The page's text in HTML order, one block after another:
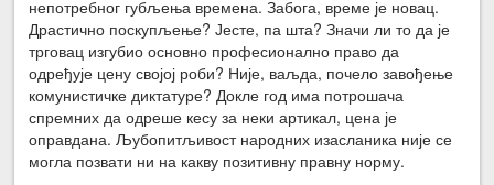
непотребног губљења времена. Забога, време је новац.
Драстично поскупљење? Јесте, па шта? Значи ли то да је
трговац изгубио основно професионално право да
одређује цену својој роби? Није, ваљда, почело завођење
комунистичке диктатуре? Докле год има потрошача
спремних да одреше кесу за неки артикал, цена је
оправдана. Љубопитљивост народних изасланика није се
могла позвати ни на какву позитивну правну норму.